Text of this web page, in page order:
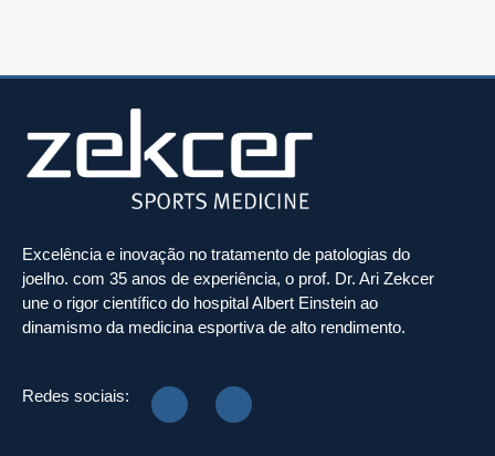
Excelência e inovação no tratamento de patologias do
joelho. com 35 anos de experiência, o prof. Dr. Ari Zekcer
une o rigor científico do hospital Albert Einstein ao
dinamismo da medicina esportiva de alto rendimento.
Redes sociais: